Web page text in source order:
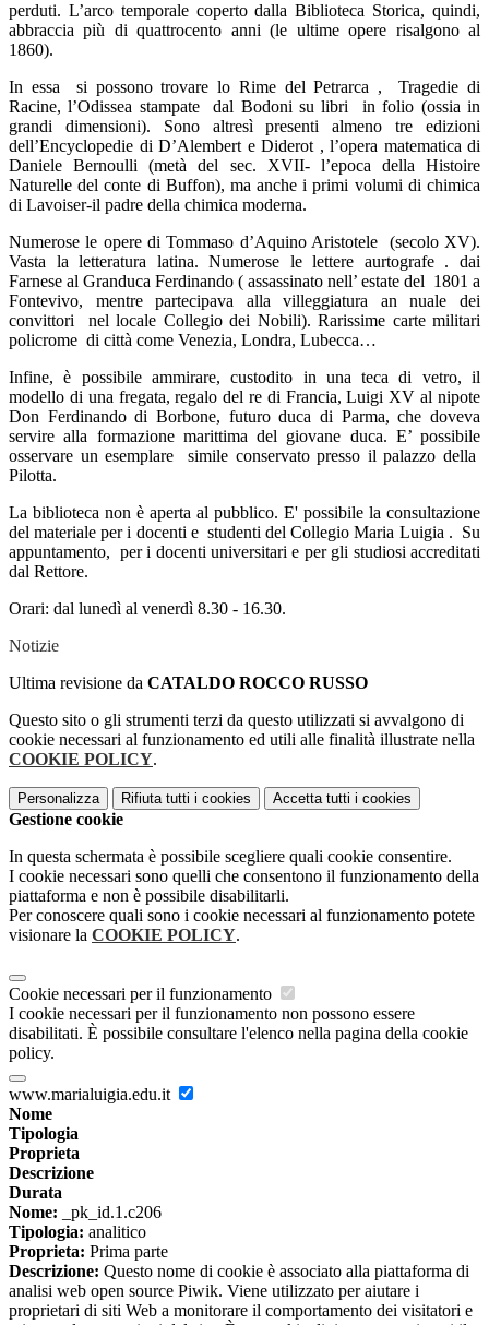
perduti. L’arco temporale coperto dalla Biblioteca Storica, quindi,
abbraccia più di quattrocento anni (le ultime opere risalgono al
1860).
In essa si possono trovare lo Rime del Petrarca , Tragedie di
Racine, l’Odissea stampate dal Bodoni su libri in folio (ossia in
grandi dimensioni). Sono altresì presenti almeno tre edizioni
dell’Encyclopedie di D’Alembert e Diderot , l’opera matematica di
Daniele Bernoulli (metà del sec. XVII- l’epoca della Histoire
Naturelle del conte di Buffon), ma anche i primi volumi di chimica
di Lavoiser-il padre della chimica moderna.
Numerose le opere di Tommaso d’Aquino Aristotele (secolo XV).
Vasta la letteratura latina. Numerose le lettere aurtografe . dai
Farnese al Granduca Ferdinando ( assassinato nell’ estate del 1801 a
Fontevivo, mentre partecipava alla villeggiatura an nuale dei
convittori nel locale Collegio dei Nobili). Rarissime carte militari
policrome di città come Venezia, Londra, Lubecca…
Infine, è possibile ammirare, custodito in una teca di vetro, il
modello di una fregata, regalo del re di Francia, Luigi XV al nipote
Don Ferdinando di Borbone, futuro duca di Parma, che doveva
servire alla formazione marittima del giovane duca. E’ possibile
osservare un esemplare simile conservato presso il palazzo della
Pilotta.
La biblioteca non è aperta al pubblico. E' possibile la consultazione
del materiale per i docenti e studenti del Collegio Maria Luigia . Su
appuntamento, per i docenti universitari e per gli studiosi accreditati
dal Rettore.
Orari: dal lunedì al venerdì 8.30 - 16.30.
Notizie
Ultima revisione da CATALDO ROCCO RUSSO
Questo sito o gli strumenti terzi da questo utilizzati si avvalgono di
cookie necessari al funzionamento ed utili alle finalità illustrate nella
COOKIE POLICY.
Personalizza Rifiuta tutti i cookies Accetta tutti i cookies
Gestione cookie
In questa schermata è possibile scegliere quali cookie consentire.
I cookie necessari sono quelli che consentono il funzionamento della
piattaforma e non è possibile disabilitarli.
Per conoscere quali sono i cookie necessari al funzionamento potete
visionare la COOKIE POLICY.
Cookie necessari per il funzionamento
I cookie necessari per il funzionamento non possono essere
disabilitati. È possibile consultare l'elenco nella pagina della cookie
policy.
www.marialuigia.edu.it
Nome
Tipologia
Proprieta
Descrizione
Durata
Nome: _pk_id.1.c206
Tipologia: analitico
Proprieta: Prima parte
Descrizione: Questo nome di cookie è associato alla piattaforma di
analisi web open source Piwik. Viene utilizzato per aiutare i
proprietari di siti Web a monitorare il comportamento dei visitatori e